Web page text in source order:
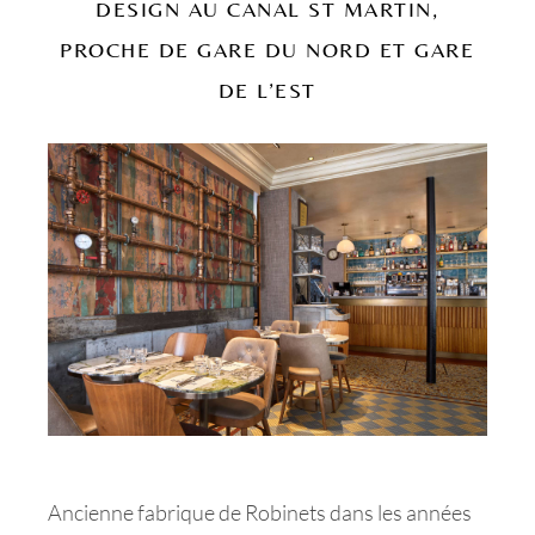
DESIGN AU CANAL ST MARTIN,
PROCHE DE GARE DU NORD ET GARE
DE L’EST
Ancienne fabrique de Robinets dans les années